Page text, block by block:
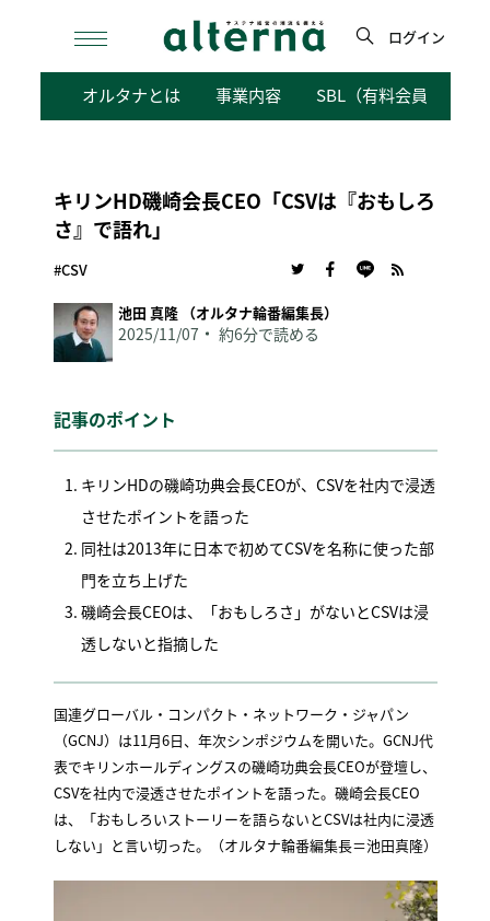
検
ログイン
オルタナとは 事業内容 SBL（有料会員向けサ
キリンHD磯崎会長CEO「CSVは『おもしろ
さ』で語れ」
#CSV
池田 真隆 （オルタナ輪番編集長）
2025/11/07 約6分で読める
記事のポイント
キリンHDの磯崎功典会長CEOが、CSVを社内で浸透
させたポイントを語った
同社は2013年に日本で初めてCSVを名称に使った部
門を立ち上げた
磯崎会長CEOは、「おもしろさ」がないとCSVは浸
透しないと指摘した
国連グローバル・コンパクト・ネットワーク・ジャパン
（GCNJ）は11月6日、年次シンポジウムを開いた。GCNJ代
表でキリンホールディングスの磯崎功典会長CEOが登壇し、
CSVを社内で浸透させたポイントを語った。磯崎会長CEO
は、「おもしろいストーリーを語らないとCSVは社内に浸透
しない」と言い切った。（オルタナ輪番編集長＝池田真隆）